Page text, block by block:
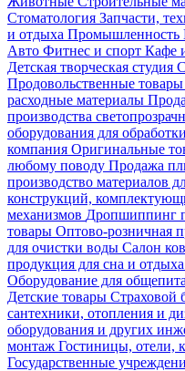
Стоматология Запчасти,
и отдыха Промышленность
Авто Фитнес и спорт Кафе
Детская творческая студия
Продовольственные товары
расходные материалы
производства
оборудования для
компания Оригинальные
любому поводу Продажа
производство материалов
конструкций,
механизмов Дропшиппинг
товары Оптово-розничная
для очистки воды Салон
продукция для сна и отдыха
Оборудование для общепита
Детские товары Страховой
сантехники, отопления и
оборудования и других
монтаж Гостиницы, отели,
Государственные